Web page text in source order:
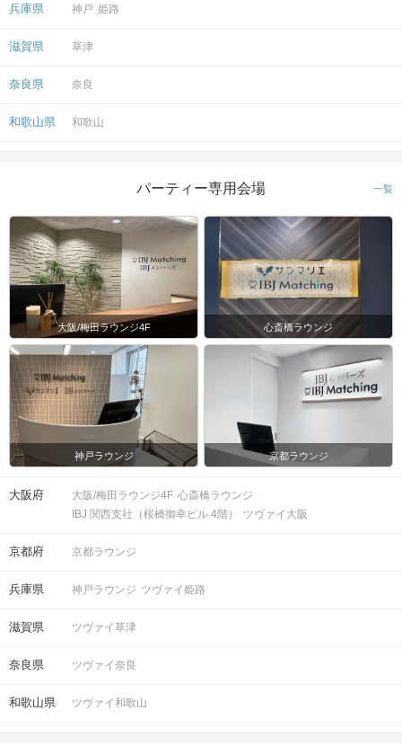
兵庫県 神戸 姫路
滋賀県 草津
奈良県 奈良
和歌山県 和歌山
パーティー専用会場 一覧
大阪/梅田ラウンジ4F 心斎橋ラウンジ
神戸ラウンジ 京都ラウンジ
大阪府 大阪/梅田ラウンジ4F 心斎橋ラウンジ
IBJ 関西支社（桜橋御幸ビル 4階）
ツヴァイ大阪
京都府 京都ラウンジ
兵庫県 神戸ラウンジ ツヴァイ姫路
滋賀県 ツヴァイ草津
奈良県 ツヴァイ奈良
和歌山県 ツヴァイ和歌山